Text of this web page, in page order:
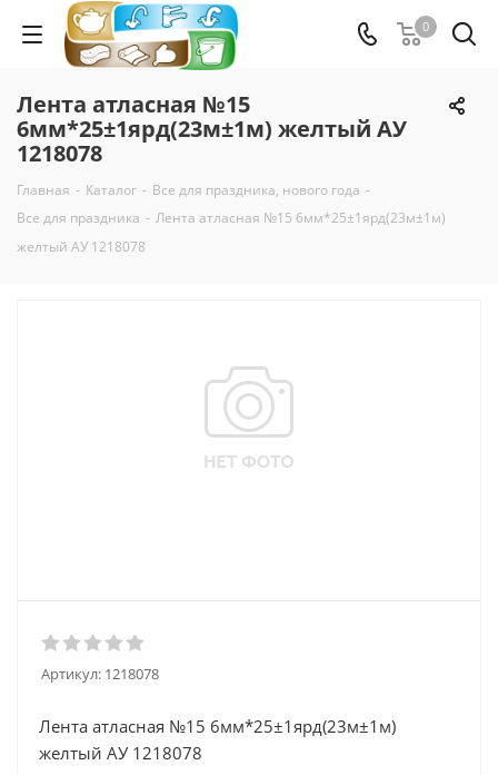
0
Лента атласная №15
6мм*25±1ярд(23м±1м) желтый АУ
1218078
Главная - Каталог - Все для праздника, нового года -
Все для праздника - Лента атласная №15 6мм*25±1ярд(23м±1м)
желтый АУ 1218078
Артикул: 1218078
Лента атласная №15 6мм*25±1ярд(23м±1м)
желтый АУ 1218078